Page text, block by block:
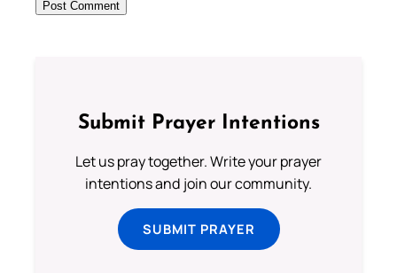
Submit Prayer Intentions
Let us pray together. Write your prayer
intentions and join our community.
SUBMIT PRAYER